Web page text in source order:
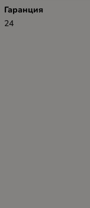
Гаранция
24